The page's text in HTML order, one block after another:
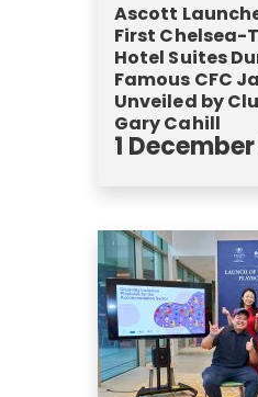
Ascott
First Chelsea-
Hotel Suites
Famous CFC
Unveiled by
Gary Cahill
1